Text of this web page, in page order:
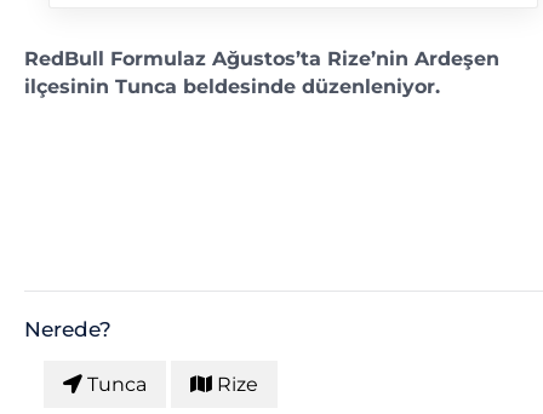
RedBull Formulaz Ağustos’ta Rize’nin Ardeşen
ilçesinin Tunca beldesinde düzenleniyor.
Nerede?
Tunca Rize